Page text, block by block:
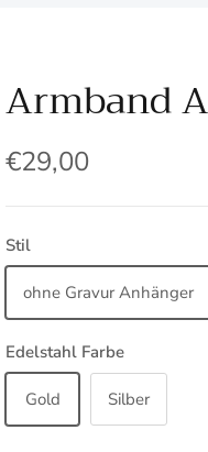
Armband
€29,00
Stil
ohne Gravur Anhänger
Edelstahl Farbe
Gold Silber